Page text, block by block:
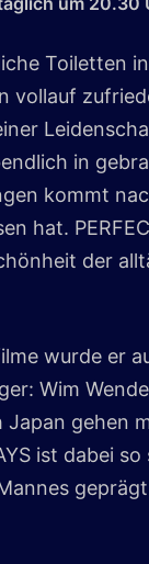
Toiletten
vollauf
in
kommt
hat.
der
wurde er
Wim
Japan gehen
ist dabei